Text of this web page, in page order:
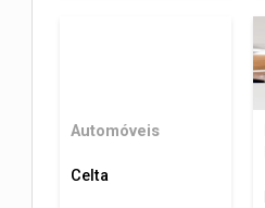
Automóveis
Celta